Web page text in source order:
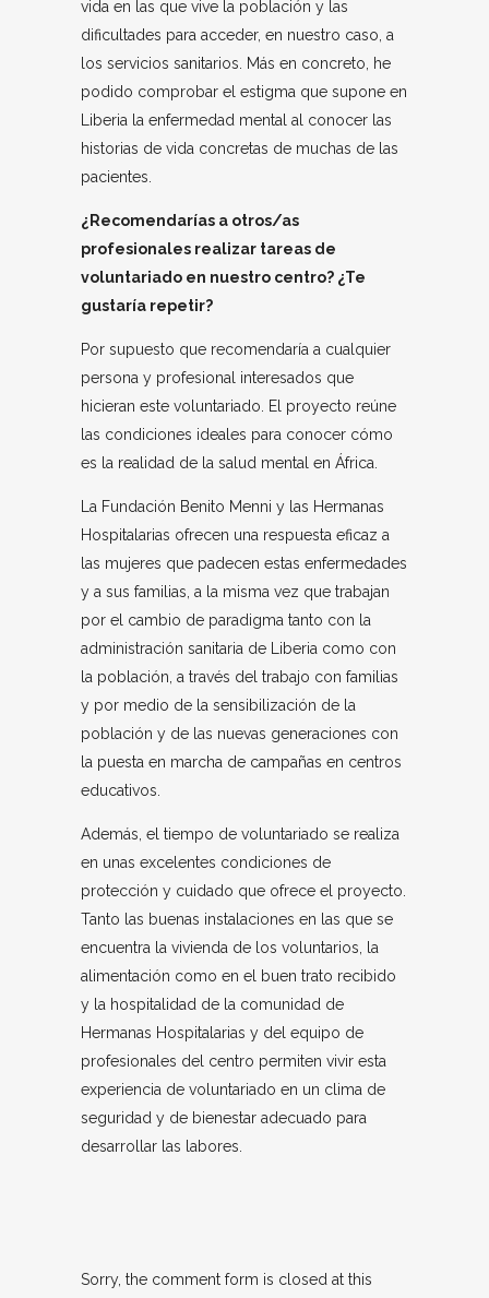
vida en las que vive la población y las
dificultades para acceder, en nuestro caso, a
los servicios sanitarios. Más en concreto, he
podido comprobar el estigma que supone en
Liberia la enfermedad mental al conocer las
historias de vida concretas de muchas de las
pacientes.
¿Recomendarías a otros/as
profesionales realizar tareas de
voluntariado en nuestro centro? ¿Te
gustaría repetir?
Por supuesto que recomendaría a cualquier
persona y profesional interesados que
hicieran este voluntariado. El proyecto reúne
las condiciones ideales para conocer cómo
es la realidad de la salud mental en África.
La Fundación Benito Menni y las Hermanas
Hospitalarias ofrecen una respuesta eficaz a
las mujeres que padecen estas enfermedades
y a sus familias, a la misma vez que trabajan
por el cambio de paradigma tanto con la
administración sanitaria de Liberia como con
la población, a través del trabajo con familias
y por medio de la sensibilización de la
población y de las nuevas generaciones con
la puesta en marcha de campañas en centros
educativos.
Además, el tiempo de voluntariado se realiza
en unas excelentes condiciones de
protección y cuidado que ofrece el proyecto.
Tanto las buenas instalaciones en las que se
encuentra la vivienda de los voluntarios, la
alimentación como en el buen trato recibido
y la hospitalidad de la comunidad de
Hermanas Hospitalarias y del equipo de
profesionales del centro permiten vivir esta
experiencia de voluntariado en un clima de
seguridad y de bienestar adecuado para
desarrollar las labores.
Sorry, the comment form is closed at this